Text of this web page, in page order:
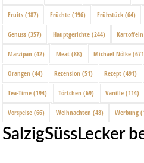
Fruits (187) Früchte (196) Frühstück (64)
Genuss (357) Hauptgerichte (244) Kartoffeln
Marzipan (42) Meat (88) Michael Nölke
Orangen (44) Rezension (51) Rezept (491)
Tea-Time (194) Törtchen (69) Vanille (114)
Vorspeise (66) Weihnachten (48) Werbung
SalzigSüssLecker